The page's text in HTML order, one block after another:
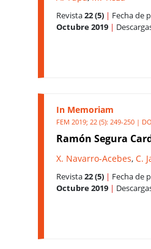
Revista22 (5) | Fecha de
Octubre 2019 |
In Memoriam
FEM 2019; 22 (5): 249-250 |
Ramón Segura
X. Navarro-Acebes, C.
Revista22 (5) | Fecha de
Octubre 2019 |